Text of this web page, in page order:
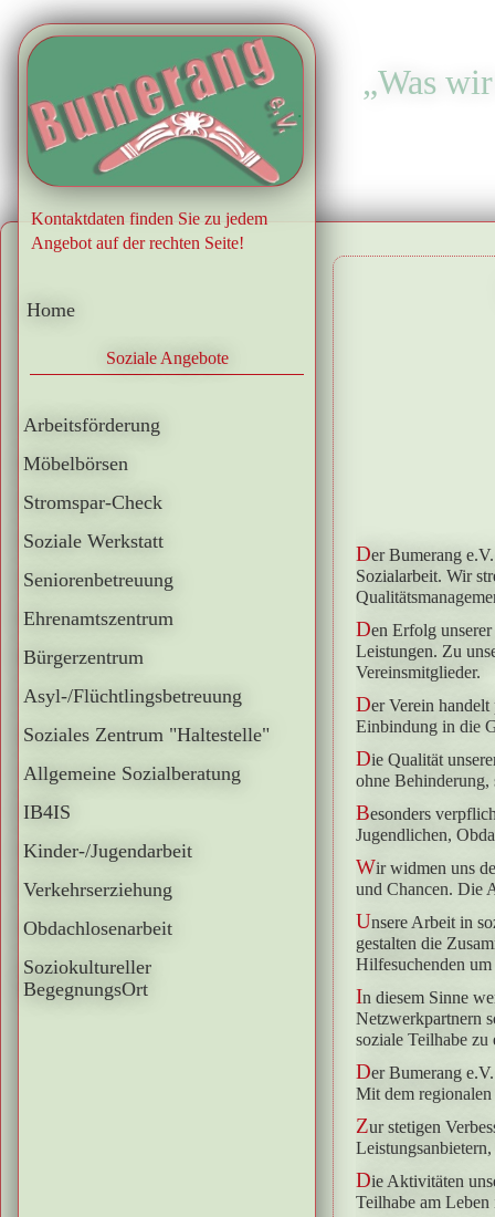
„Was
.
Kontaktdaten finden Sie zu jedem
Angebot auf der rechten Seite!
Home
Soziale Angebote
Arbeitsförderung
Möbelbörsen
Stromspar-Check
Soziale Werkstatt
Seniorenbetreuung
Ehrenamtszentrum
Bürgerzentrum
Asyl-/Flüchtlingsbetreuung
Soziales Zentrum "Haltestelle"
Allgemeine Sozialberatung
IB4IS
Kinder-/Jugendarbeit
Verkehrserziehung
Obdachlosenarbeit
Soziokultureller
BegegnungsOrt
Der Bumerang
Sozialarbeit. Wir
Den Erfolg
Leistungen. Zu
Vereinsmitglieder.
Der Verein
Einbindung in die
Die Qualität
ohne
Besonders
Jugendlichen,
Wir widmen uns
und Chancen. Die
Unsere Arbeit in
gestalten die
Hilfesuchenden
In diesem Sinne
Netzwerkpartnern
soziale Teilhabe
Der Bumerang
Mit dem regionalen
Zur stetigen
Die Aktivitäten
Teilhabe am